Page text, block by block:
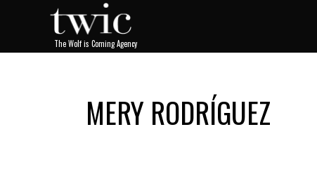
MERY RODRÍGUEZ